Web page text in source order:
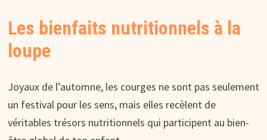
Les bienfaits nutritionnels à la
loupe
Joyaux de l’automne, les courges ne sont pas seulement
un festival pour les sens, mais elles recèlent de
véritables trésors nutritionnels qui participent au bien-